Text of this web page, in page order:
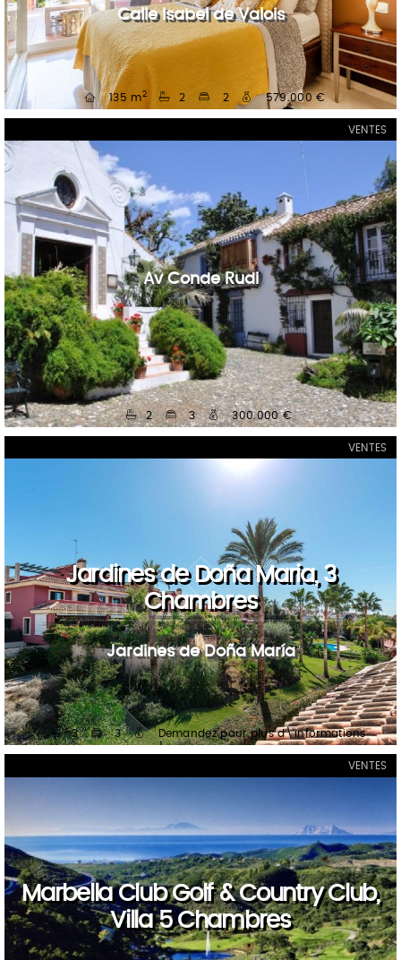
Calle Isabel de Valois
135 m2 2 2 579.000 €
VENTES
Av Conde Rudi
2 3 300.000 €
VENTES
Jardines de Doña Maria, 3
Chambres
Jardines de Doña María
3 3 Demandez pour plus d\'informations
VENTES
Marbella Club Golf & Country Club,
Villa 5 Chambres